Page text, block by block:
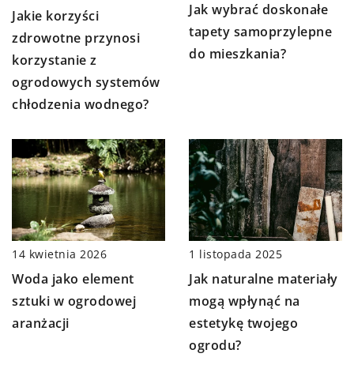
Jakie korzyści
zdrowotne przynosi
korzystanie z
ogrodowych systemów
chłodzenia wodnego?
Jak wybrać doskonałe
tapety samoprzylepne
do mieszkania?
14 kwietnia 2026
Woda jako element
sztuki w ogrodowej
aranżacji
1 listopada 2025
Jak naturalne materiały
mogą wpłynąć na
estetykę twojego
ogrodu?